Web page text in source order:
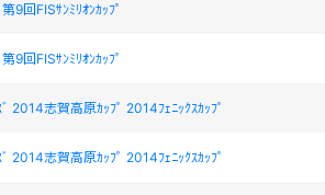
9回FISｻﾝﾐﾘｵﾝｶｯﾌﾟ
9回FISｻﾝﾐﾘｵﾝｶｯﾌﾟ
ﾞ 2014志賀高原ｶｯﾌﾟ 2014ﾌｪﾆｯｸｽｶｯﾌﾟ
ﾞ 2014志賀高原ｶｯﾌﾟ 2014ﾌｪﾆｯｸｽｶｯﾌﾟ